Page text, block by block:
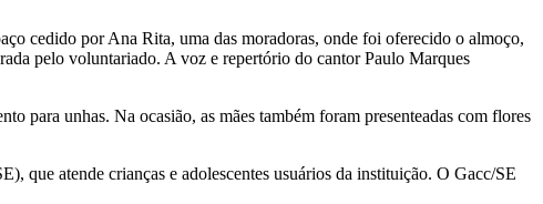
cedido por Ana Rita, uma das moradoras, onde foi oferecido o almoço,
pelo voluntariado. A voz e repertório do cantor Paulo Marques
para unhas. Na ocasião, as mães também foram presenteadas com flores
que atende crianças e adolescentes usuários da instituição. O Gacc/SE